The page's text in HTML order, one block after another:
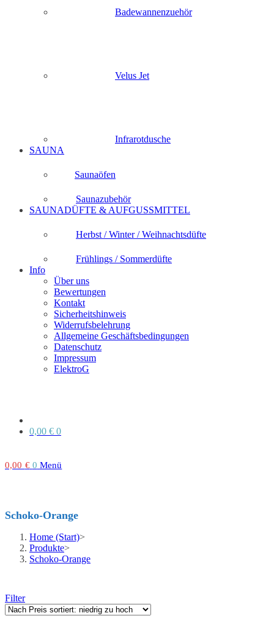
Badewannenzuehör
Velus Jet
Infrarotdusche
SAUNA
Saunaöfen
Saunazubehör
SAUNADÜFTE & AUFGUSSMITTEL
Herbst / Winter / Weihnachtsdüfte
Frühlings / Sommerdüfte
Info
Über uns
Bewertungen
Kontakt
Sicherheitshinweis
Widerrufsbelehrung
Allgemeine Geschäftsbedingungen
Datenschutz
Impressum
ElektroG
0,00 € 0
0,00 € 0 Menü
Schoko-Orange
Home (Start)>
Produkte>
Schoko-Orange
Filter